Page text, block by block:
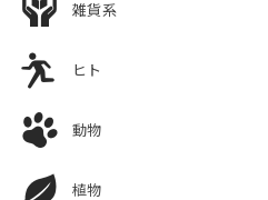
雑貨系
ヒト
動物
植物